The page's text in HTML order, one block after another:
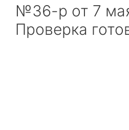
№36-р от 7
Проверка